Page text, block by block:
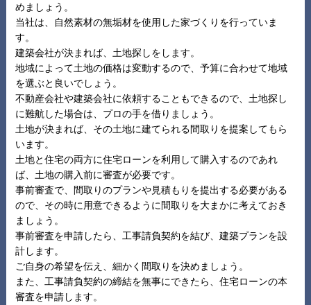
めましょう。
当社は、自然素材の無垢材を使用した家づくりを行っていま
す。
建築会社が決まれば、土地探しをします。
地域によって土地の価格は変動するので、予算に合わせて地域
を選ぶと良いでしょう。
不動産会社や建築会社に依頼することもできるので、土地探し
に難航した場合は、プロの手を借りましょう。
土地が決まれば、その土地に建てられる間取りを提案してもら
います。
土地と住宅の両方に住宅ローンを利用して購入するのであれ
ば、土地の購入前に審査が必要です。
事前審査で、間取りのプランや見積もりを提出する必要がある
ので、その時に用意できるように間取りを大まかに考えておき
ましょう。
事前審査を申請したら、工事請負契約を結び、建築プランを設
計します。
ご自身の希望を伝え、細かく間取りを決めましょう。
また、工事請負契約の締結を無事にできたら、住宅ローンの本
審査を申請します。